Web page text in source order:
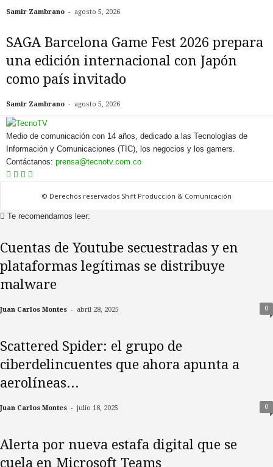
Samir Zambrano - agosto 5, 2026
SAGA Barcelona Game Fest 2026 prepara
una edición internacional con Japón
como país invitado
Samir Zambrano - agosto 5, 2026
Medio de comunicación con 14 años, dedicado a las Tecnologías de
Información y Comunicaciones (TIC), los negocios y los gamers.
Contáctanos: prensa@tecnotv.com.co
© Derechos reservados Shift Producción & Comunicación
Te recomendamos leer:
Cuentas de Youtube secuestradas y en
plataformas legítimas se distribuye
malware
Juan Carlos Montes - abril 28, 2025 0
Scattered Spider: el grupo de
ciberdelincuentes que ahora apunta a
aerolíneas...
Juan Carlos Montes - julio 18, 2025 0
Alerta por nueva estafa digital que se
cuela en Microsoft Teams